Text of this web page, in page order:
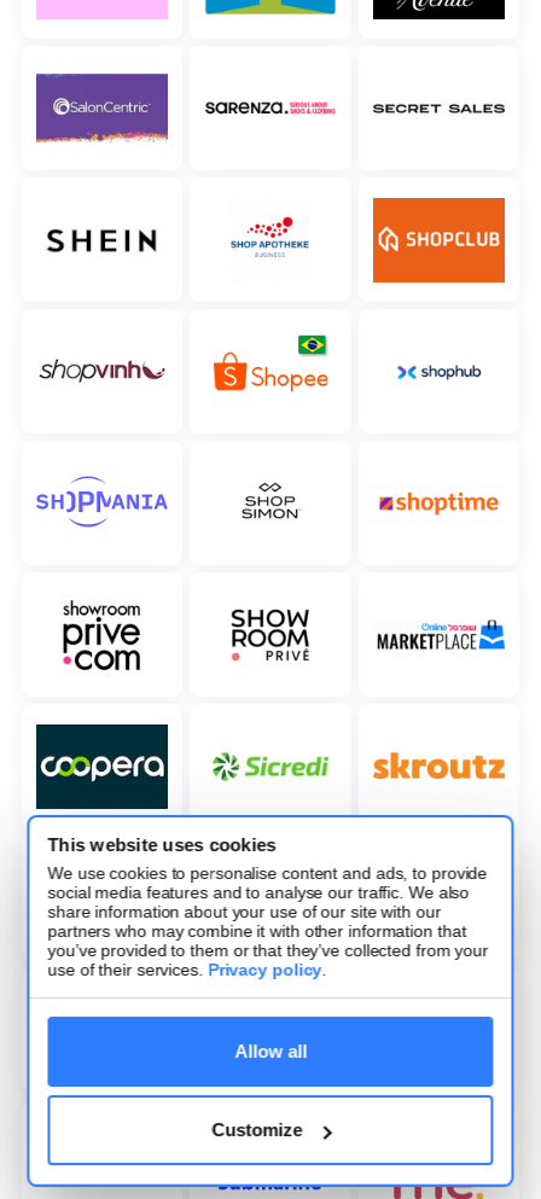
This website uses cookies
We use cookies to personalise content and ads, to provide
social media features and to analyse our traffic. We also
share information about your use of our site with our
partners who may combine it with other information that
you’ve provided to them or that they’ve collected from your
use of their services. Privacy policy.
Allow all
Customize